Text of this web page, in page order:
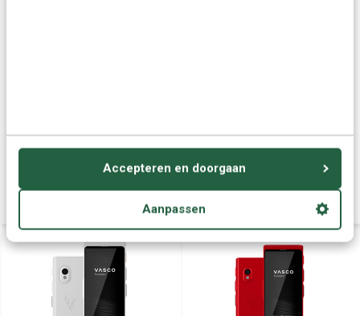
Accepteren en doorgaan
Aanpassen
- Draagbare Vertaler -
Spraak, Tekst en Foto
Vertaler +Gratis Internet
€ 444,95
Spraak, Tekst en Foto
Vertaler +Gratis Internet